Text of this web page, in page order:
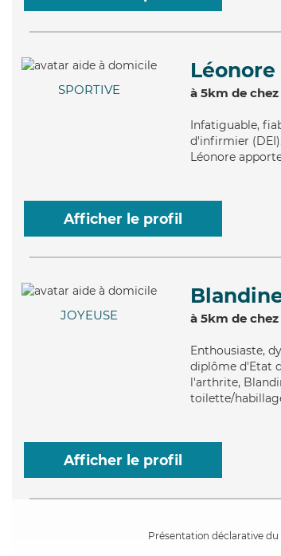
SPORTIVE
Léonore
à 5km de chez
Infatiguable,
d'infirmier
Léonore
Afficher le profil
JOYEUSE à 5km de chez
Enthousiaste,
diplôme d'Etat
l'arthrite,
toilette/
Afficher le profil
Présentation déclarative